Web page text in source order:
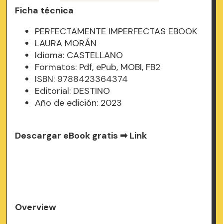
Ficha técnica
PERFECTAMENTE IMPERFECTAS EBOOK
LAURA MORÁN
Idioma: CASTELLANO
Formatos: Pdf, ePub, MOBI, FB2
ISBN: 9788423364374
Editorial: DESTINO
Año de edición: 2023
Descargar eBook gratis ➡Link
Overview